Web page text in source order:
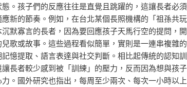
態。孩子們的反應往往是直覺且跳躍的，這讓長者必
新的節奏。例如，在台北某個長照機構的「祖孫共
默寡言的長者，因為要回應孩子天馬行空的提問，
歌或故事。這些過程看似簡單，實則是一連串複雜
憶提取、語言表達與社交判斷。相比起傳統的認知
讓長者較少感到被「訓練」的壓力，反而因為想與孩
力。國外研究也指出，每周至少兩次、每次一小時以